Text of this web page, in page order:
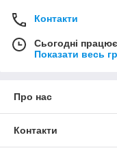
Контакти
Сьогодні
Показати весь
Про нас
Контакти